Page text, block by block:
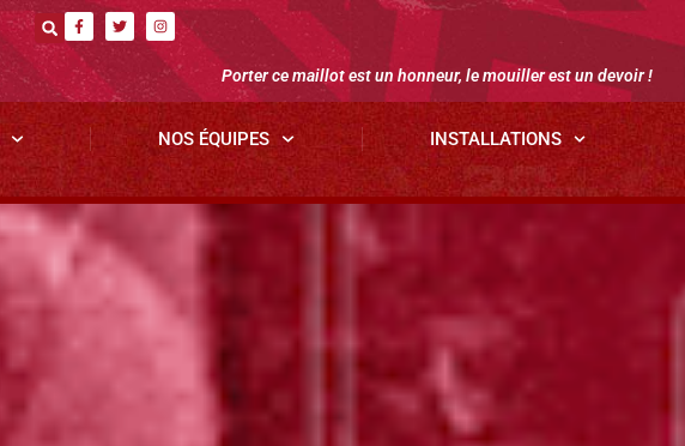
Porter ce maillot est un honneur, le mouiller est un devoir !
NOS ÉQUIPES INSTALLATIONS